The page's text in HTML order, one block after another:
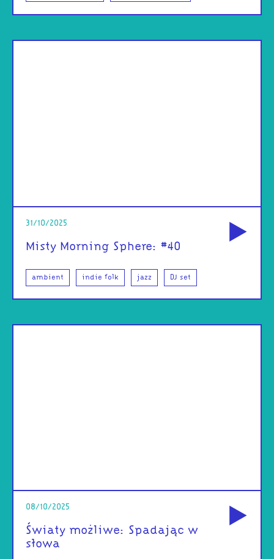
31/10/2025
Misty Morning Sphere: #40
ambient indie folk jazz DJ set
08/10/2025
Światy możliwe: Spadając w
słowa